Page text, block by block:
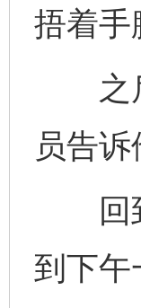
捂着手
之后
员告
回到
到下午